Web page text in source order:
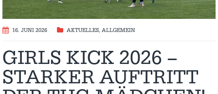
16. JUNI 2026 AKTUELLES, ALLGEMEIN
GIRLS KICK 2026 –
STARKER AUFTRITT